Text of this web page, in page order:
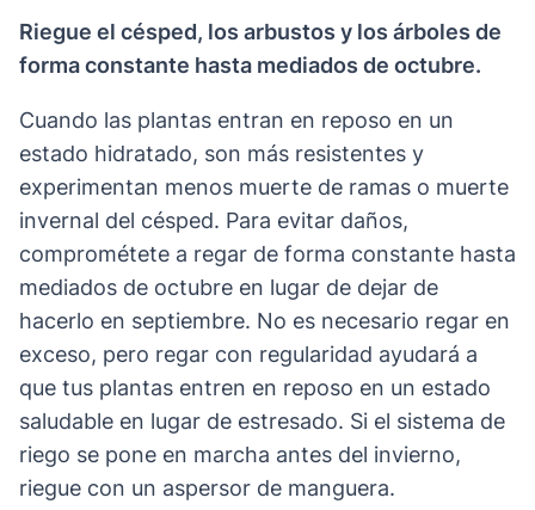
Riegue el césped, los arbustos y los árboles de
forma constante hasta mediados de octubre.
Cuando las plantas entran en reposo en un
estado hidratado, son más resistentes y
experimentan menos muerte de ramas o muerte
invernal del césped. Para evitar daños,
comprométete a regar de forma constante hasta
mediados de octubre en lugar de dejar de
hacerlo en septiembre. No es necesario regar en
exceso, pero regar con regularidad ayudará a
que tus plantas entren en reposo en un estado
saludable en lugar de estresado. Si el sistema de
riego se pone en marcha antes del invierno,
riegue con un aspersor de manguera.